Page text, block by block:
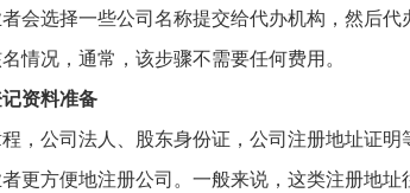
会选择一些公司名称提交给代办机构，然后
情况，通常，该步骤不需要任何费用。
资料准备
，公司法人、股东身份证，公司注册地址证
更方便地注册公司。一般来说，这类注册地址